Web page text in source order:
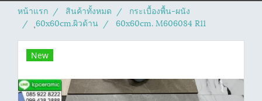
หน้าแรก สินค้าทั้งหมด
กระเบื้องพื้น-ผนัง
ุ60x60cm.ผิวด้าน
60x60cm. M606084 R11
New